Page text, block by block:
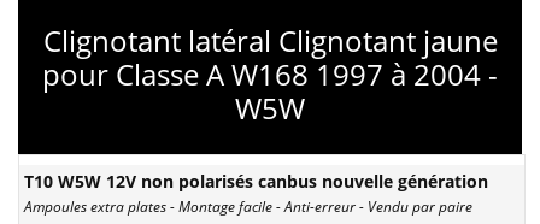
Clignotant latéral Clignotant jaune
pour Classe A W168 1997 à 2004 -
W5W
T10 W5W 12V non polarisés canbus nouvelle génération
Ampoules extra plates - Montage facile - Anti-erreur - Vendu par paire